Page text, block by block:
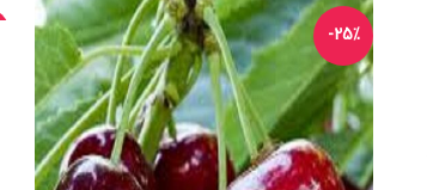
-25%